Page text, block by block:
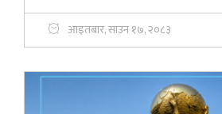
आइतबार, साउन १७, २०८३